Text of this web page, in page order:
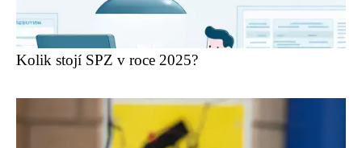
Kolik stojí SPZ v roce 2025?